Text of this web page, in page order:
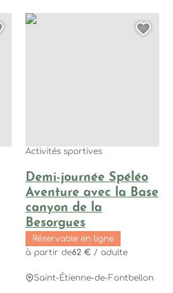
avec la Base canyon de la
cette page au
Demi-journée Spéléo
Aventure avec la Base
canyon de la
Besorgues
Activités sportives
Réservable en ligne
à partir de62 € / adulte
Saint-Étienne-de-Fontbellon
Demi-journée Spéléo